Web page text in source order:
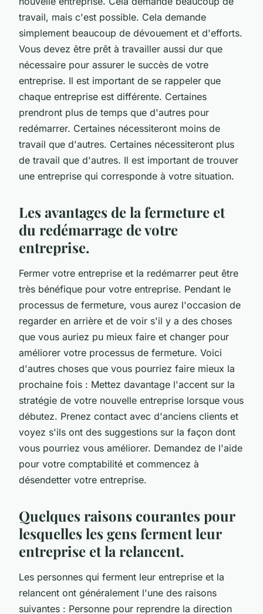
travail, mais c'est possible. Cela demande
simplement beaucoup de dévouement et d'efforts.
Vous devez être prêt à travailler aussi dur que
nécessaire pour assurer le succès de votre
entreprise. Il est important de se rappeler que
chaque entreprise est différente. Certaines
prendront plus de temps que d'autres pour
redémarrer. Certaines nécessiteront moins de
travail que d'autres. Certaines nécessiteront plus
de travail que d'autres. Il est important de trouver
une entreprise qui corresponde à votre situation.
Les avantages de la fermeture et
du redémarrage de votre
entreprise.
Fermer votre entreprise et la redémarrer peut être
très bénéfique pour votre entreprise. Pendant le
processus de fermeture, vous aurez l'occasion de
regarder en arrière et de voir s'il y a des choses
que vous auriez pu mieux faire et changer pour
améliorer votre processus de fermeture. Voici
d'autres choses que vous pourriez faire mieux la
prochaine fois : Mettez davantage l'accent sur la
stratégie de votre nouvelle entreprise lorsque vous
débutez. Prenez contact avec d'anciens clients et
voyez s'ils ont des suggestions sur la façon dont
vous pourriez vous améliorer. Demandez de l'aide
pour votre comptabilité et commencez à
désendetter votre entreprise.
Quelques raisons courantes pour
lesquelles les gens ferment leur
entreprise et la relancent.
Les personnes qui ferment leur entreprise et la
relancent ont généralement l'une des raisons
suivantes : Personne pour reprendre la direction